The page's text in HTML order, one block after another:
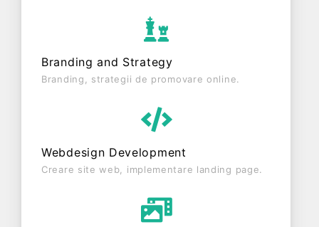
Branding and Strategy
Branding, strategii de promovare online.
Webdesign Development
Creare site web, implementare landing page.